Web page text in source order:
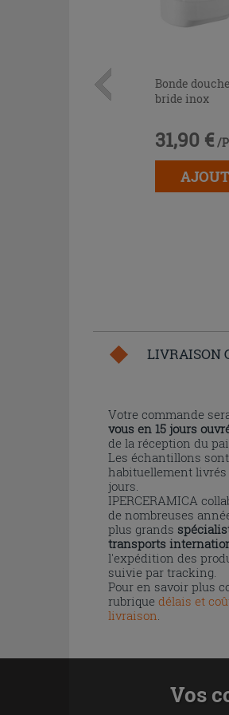
Bonde
bride inox
31,90 € /
LIVRAISON
Votre commande
vous en 15 jours
de la réception du
Les échantillons sont
habituellement livrés
jours.
IPERCERAMICA
de nombreuses
plus grands
transports
l'expédition des
suivie par tracking.
Pour en savoir plus
rubrique délais et
livraison.
Vos